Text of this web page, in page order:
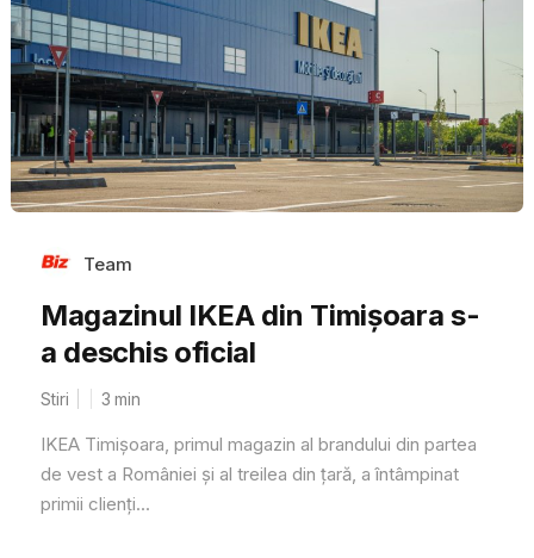
Team
Magazinul IKEA din Timișoara s-
a deschis oficial
Stiri 3 min
IKEA Timișoara, primul magazin al brandului din partea
de vest a României și al treilea din țară, a întâmpinat
primii clienți...